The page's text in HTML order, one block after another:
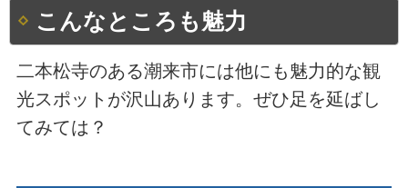
こんなところも魅力
二本松寺のある潮来市には他にも魅力的な観
光スポットが沢山あります。ぜひ足を延ばし
てみては？